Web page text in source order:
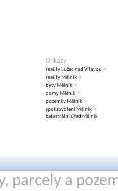
Odkazy
reality Lužec nad Vltavou »
reality Mělník »
byty Mělník »
domy Mělník »
pozemky Mělník »
spolubydlení Mělník »
katastrální úřad Mělník
parcely a